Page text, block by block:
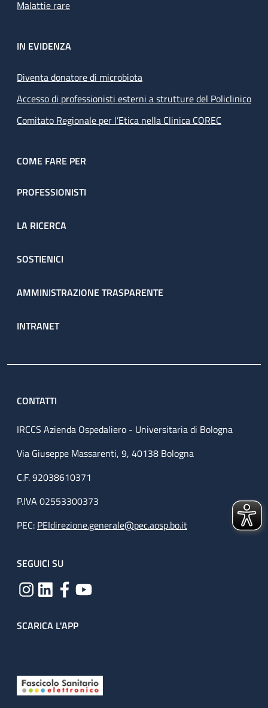
Malattie rare
IN EVIDENZA
Diventa donatore di microbiota
Accesso di professionisti esterni a strutture del Policlinico
Comitato Regionale per l’Etica nella Clinica COREC
COME FARE PER
PROFESSIONISTI
LA RICERCA
SOSTIENICI
AMMINISTRAZIONE TRASPARENTE
INTRANET
CONTATTI
IRCCS Azienda Ospedaliero - Universitaria di Bologna
Via Giuseppe Massarenti, 9, 40138 Bologna
C.F. 92038610371
P.IVA 02553300373
PEC: PEIdirezione.generale@pec.aosp.bo.it
SEGUICI SU
SCARICA L'APP